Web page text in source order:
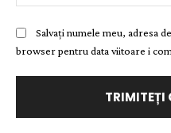
Salvați numele meu, adresa
browser pentru data viitoare i